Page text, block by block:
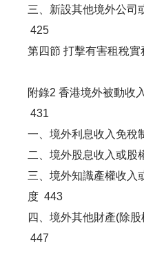
三、新設其他境外公司
425
第四節 打擊有害租稅
附錄2 香港境外被動收
431
一、境外利息收入免稅
二、境外股息收入或
三、境外知識產權收入
度 443
四、境外其他財產(除
447